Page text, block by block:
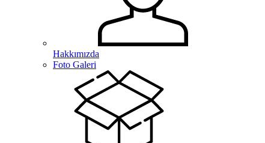
Hakkımızda
Foto Galeri